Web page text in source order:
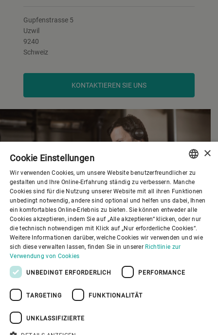
Gupfenstrasse 5
Uzwil
9240
Schweiz
KONTAKTIEREN SIE UNS
Corporate Governance
Über Bühler
ENGLISH
SPANISH
GERMAN
FRENCH
PORTUGUESE
×
Cookie Einstellungen
Wir verwenden Cookies, um unsere Website benutzerfreundlicher zu
gestalten und Ihre Online-Erfahrung ständig zu verbessern. Manche
Cookies sind für die Nutzung unserer Website mit all ihren Funktionen
unbedingt notwendig, andere sind optional und helfen uns dabei, Ihnen
ein komfortables Online-Erlebnis zu bieten. Sie können entweder alle
Cookies akzeptieren, indem Sie auf „Alle akzeptieren“ klicken, oder nur
die technisch notwendigen mit Klick auf „Nur erforderliche Cookies“.
Weitere Informationen darüber, welche Cookies wir verwenden und wie
sich diese verwalten lassen, finden Sie in unserer Richtlinie zur
Verwendung von Cookies
UNBEDINGT ERFORDERLICH PERFORMANCE
TARGETING FUNKTIONALITÄT
UNKLASSIFIZIERTE